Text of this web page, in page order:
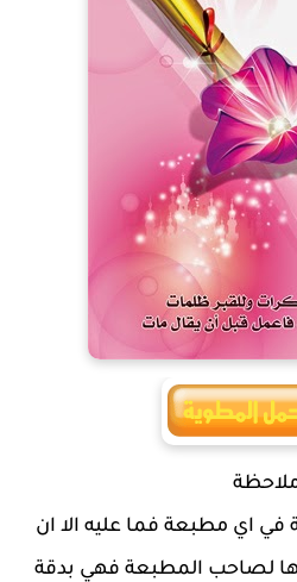
في اي مطبعة فما عليه الا ان
لصاحب المطبعة فهي بدقة